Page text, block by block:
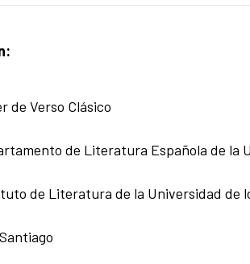
de Verso Clásico
de Literatura Española de la
de Literatura de la Universidad de